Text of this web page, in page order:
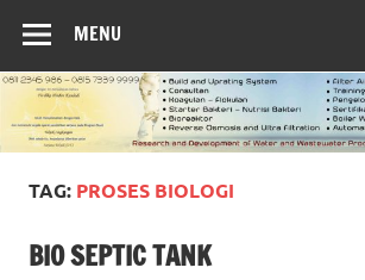
MENU
TAG: PROSES BIOLOGI
BIO SEPTIC TANK